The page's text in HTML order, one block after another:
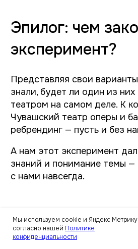
Мы используем cookie и Яндекс Метрику
согласно нашей Политике
конфиденциальности